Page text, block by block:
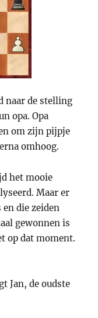
naar de stelling
opa. Opa
om zijn pijpje
omhoog.
het mooie
Maar er
die zeiden
gewonnen is
op dat moment.
Jan, de oudste